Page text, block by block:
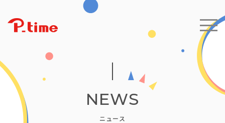
NEWS
ニュース